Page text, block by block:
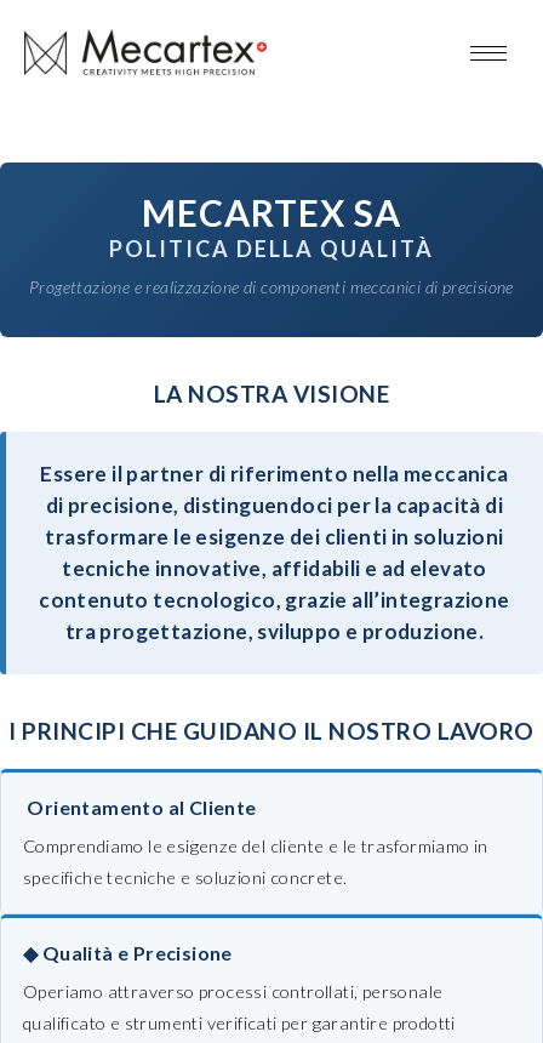
MECARTEX SA
POLITICA DELLA QUALITÀ
Progettazione e realizzazione di componenti meccanici di precisione
LA NOSTRA VISIONE
Essere il partner di riferimento nella meccanica
di precisione, distinguendoci per la capacità di
trasformare le esigenze dei clienti in soluzioni
tecniche innovative, affidabili e ad elevato
contenuto tecnologico, grazie all’integrazione
tra progettazione, sviluppo e produzione.
I PRINCIPI CHE GUIDANO IL NOSTRO LAVORO
Orientamento al Cliente
Comprendiamo le esigenze del cliente e le trasformiamo in
specifiche tecniche e soluzioni concrete.
◆ Qualità e Precisione
Operiamo attraverso processi controllati, personale
qualificato e strumenti verificati per garantire prodotti